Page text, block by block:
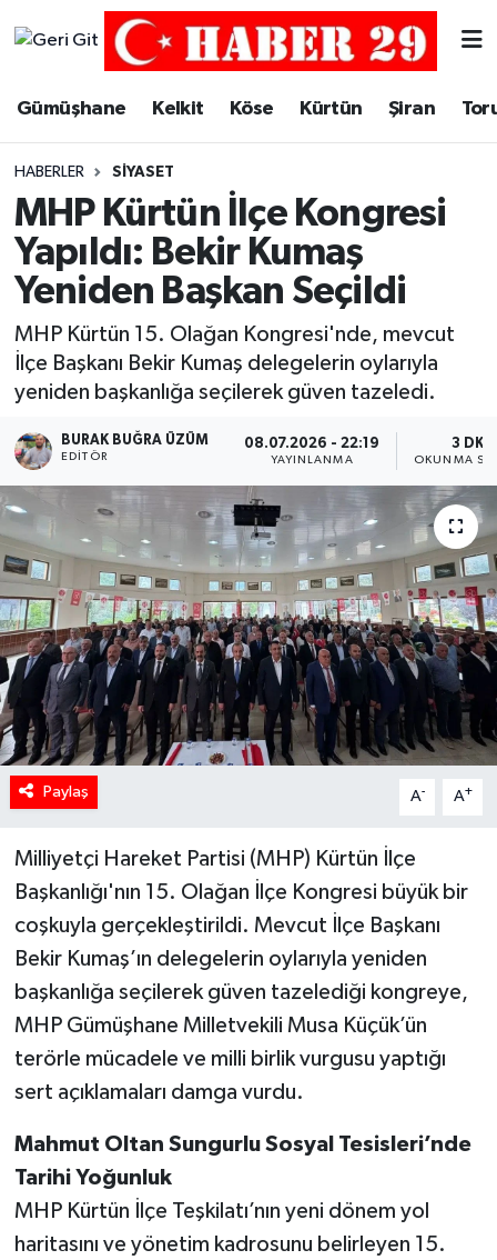
Gümüşhane Kelkit Köse Kürtün Şiran
HABERLER SIYASET
MHP Kürtün İlçe Kongresi
Yapıldı: Bekir Kumaş
Yeniden Başkan Seçildi
MHP Kürtün 15. Olağan Kongresi'nde, mevcut
İlçe Başkanı Bekir Kumaş delegelerin oylarıyla
yeniden başkanlığa seçilerek güven tazeledi.
BURAK BUĞRA ÜZÜM
EDITÖR
08.07.2026 - 22:19
YAYINLANMA
3 DK
OKUNMA
Paylaş A- A+
Milliyetçi Hareket Partisi (MHP) Kürtün İlçe
Başkanlığı'nın 15. Olağan İlçe Kongresi büyük bir
coşkuyla gerçekleştirildi. Mevcut İlçe Başkanı
Bekir Kumaş’ın delegelerin oylarıyla yeniden
başkanlığa seçilerek güven tazelediği kongreye,
MHP Gümüşhane Milletvekili Musa Küçük’ün
terörle mücadele ve milli birlik vurgusu yaptığı
sert açıklamaları damga vurdu.
Mahmut Oltan Sungurlu Sosyal Tesisleri’nde
Tarihi Yoğunluk
MHP Kürtün İlçe Teşkilatı’nın yeni dönem yol
haritasını ve yönetim kadrosunu belirleyen 15.
Merkez Trafik Yoğunluk Haritası
Süper Lig Puan Durumu ve Fikstür
Tüm Manşetler
Son Dakika Haberleri
Haber Arşivi